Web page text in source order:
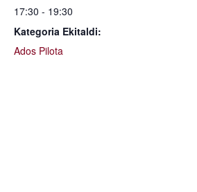
17:30 - 19:30
Kategoria Ekitaldi:
Ados Pilota